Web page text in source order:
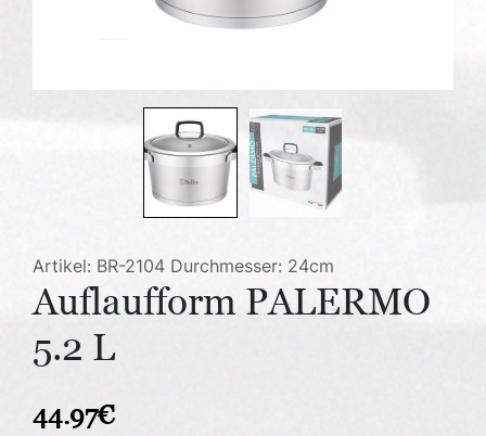
Artikel: BR-2104 Durchmesser: 24cm
Auflaufform PALERMO
5.2 L
44.97€